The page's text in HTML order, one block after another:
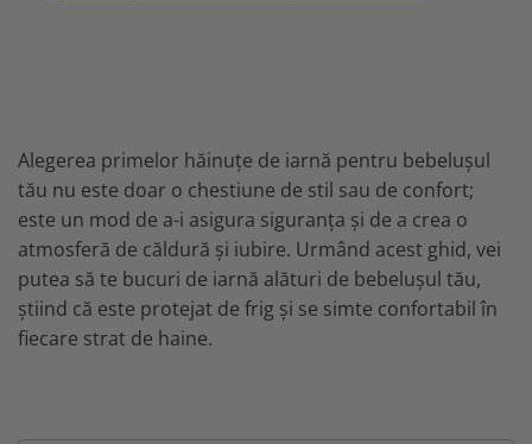
Alegerea primelor hăinuțe de iarnă pentru bebelușul
tău nu este doar o chestiune de stil sau de confort;
este un mod de a-i asigura siguranța și de a crea o
atmosferă de căldură și iubire. Urmând acest ghid, vei
putea să te bucuri de iarnă alături de bebelușul tău,
știind că este protejat de frig și se simte confortabil în
fiecare strat de haine.